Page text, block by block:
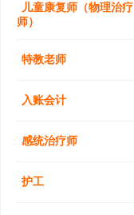
儿童康复师（物理治疗
师）
特教老师
入账会计
感统治疗师
护工